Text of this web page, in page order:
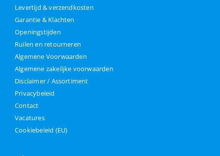
Levertijd & verzendkosten
Garantie & Klachten
Openingstijden
Ruilen en retourneren
Algemene Voorwaarden
Algemene zakelijke voorwaarden
Disclaimer / Assortiment
Privacybeleid
Contact
Vacatures
Cookiebeleid (EU)